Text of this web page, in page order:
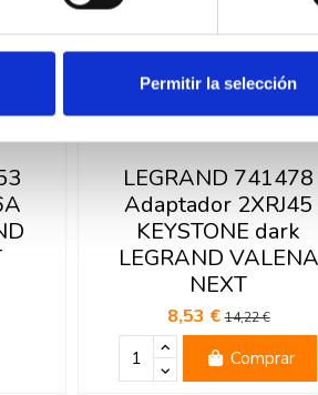
Permitir la selección
LEGRAND 741478
Adaptador 2XRJ45
KEYSTONE dark
LEGRAND VALENA
NEXT
8,53 €14,22 €
Comprar